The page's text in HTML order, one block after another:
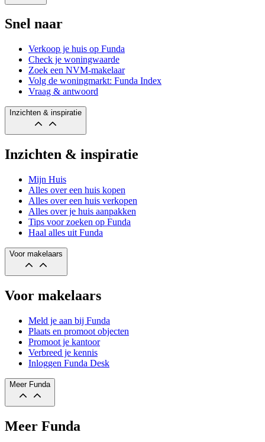
Snel naar
Verkoop je huis op Funda
Check je woningwaarde
Zoek een NVM-makelaar
Volg de woningmarkt: Funda Index
Vraag & antwoord
Inzichten & inspiratie
Inzichten & inspiratie
Mijn Huis
Alles over een huis kopen
Alles over een huis verkopen
Alles over je huis aanpakken
Tips voor zoeken op Funda
Haal alles uit Funda
Voor makelaars
Voor makelaars
Meld je aan bij Funda
Plaats en promoot objecten
Promoot je kantoor
Verbreed je kennis
Inloggen Funda Desk
Meer Funda
Meer Funda